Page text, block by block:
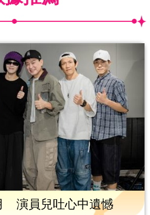
演員兒吐心中遺憾